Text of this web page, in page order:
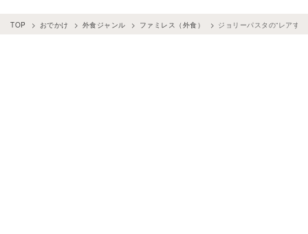
TOP おでかけ 外食ジャンル ファミレス（外食） ジョリーパスタの“レアす